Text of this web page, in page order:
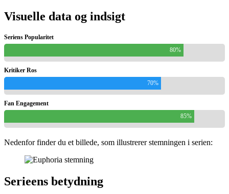
Visuelle data og indsigt
Seriens Popularitet
80%
Kritiker Ros
70%
Fan Engagement
85%
Nedenfor finder du et billede, som illustrerer stemningen i serien:
Serieens betydning